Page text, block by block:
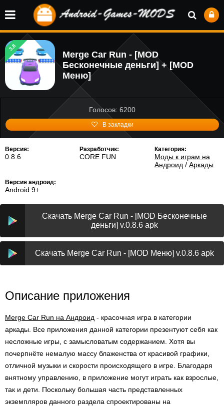
3.8
Merge Car Run - [MOD
Бесконечные деньги] + [MOD
Меню]
Голосов: 6200
В закладки
Версия:
0.8.6
Разработчик:
CORE FUN
Категория:
Моды к играм на
Андроид / Аркады
Версия андроид:
Android 9+
Скачать Merge Car Run - [MOD Бесконечные
деньги] v.0.8.6 apk
Скачать Merge Car Run - [MOD Меню] v.0.8.6 apk
Описание приложения
Merge Car Run на Андроид - красочная игра в категории
аркады. Все приложения данной категории презентуют себя как
несложные игры, с замысловатым содержанием. Хотя вы
почерпнёте немалую массу блаженства от красивой графики,
отличной музыки и скорости происходящего в игре. Благодаря
внятному управлению, в приложение могут играть как взрослые,
так и дети. Поскольку большая часть представленных
экземпляров данного раздела спроектированы на